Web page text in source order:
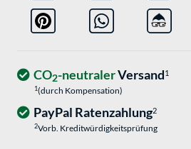
CO2-neutralerVersand1
1(durch Kompensation)
PayPal Ratenzahlung2
2Vorb. Kreditwürdigkeitsprüfung